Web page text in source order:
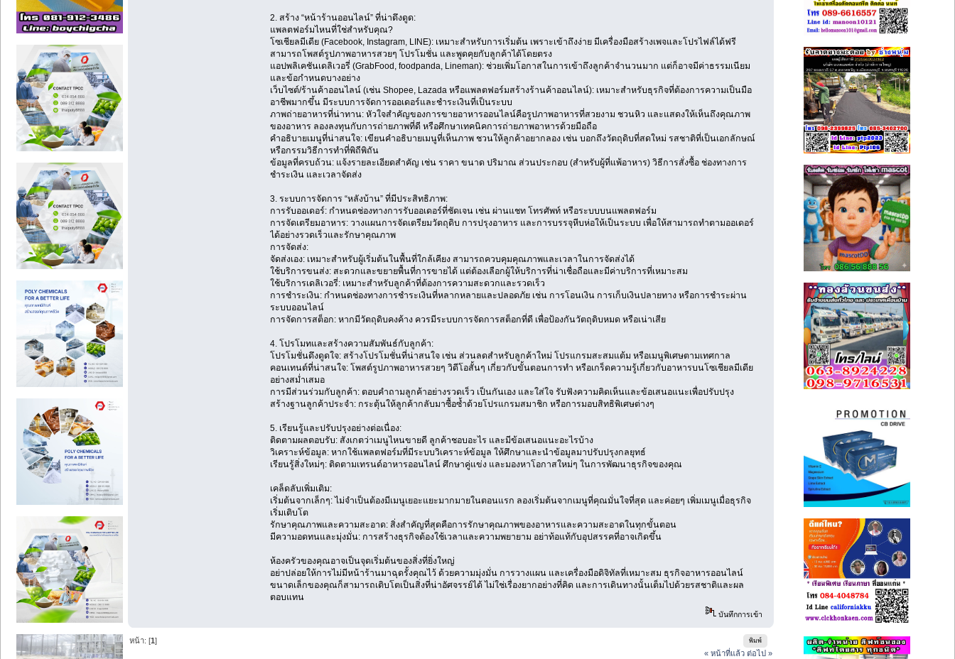
2. สร้าง “หน้าร้านออนไลน์” ที่น่าดึงดูด:
แพลตฟอร์มไหนที่ใช่สำหรับคุณ?
โซเชียลมีเดีย (Facebook, Instagram, LINE): เหมาะสำหรับการเริ่มต้น เพราะเข้าถึงง่าย มีเครื่องมือสร้างเพจและโปรไฟล์ได้ฟรี
สามารถโพสต์รูปภาพอาหารสวยๆ โปรโมชั่น และพูดคุยกับลูกค้าได้โดยตรง
แอปพลิเคชันเดลิเวอรี่ (GrabFood, foodpanda, Lineman): ช่วยเพิ่มโอกาสในการเข้าถึงลูกค้าจำนวนมาก แต่ก็อาจมีค่าธรรมเนียม
และข้อกำหนดบางอย่าง
เว็บไซต์/ร้านค้าออนไลน์ (เช่น Shopee, Lazada หรือแพลตฟอร์มสร้างร้านค้าออนไลน์): เหมาะสำหรับธุรกิจที่ต้องการความเป็นมือ
อาชีพมากขึ้น มีระบบการจัดการออเดอร์และชำระเงินที่เป็นระบบ
ภาพถ่ายอาหารที่น่าทาน: หัวใจสำคัญของการขายอาหารออนไลน์คือรูปภาพอาหารที่สวยงาม ชวนหิว และแสดงให้เห็นถึงคุณภาพ
ของอาหาร ลองลงทุนกับการถ่ายภาพที่ดี หรือศึกษาเทคนิคการถ่ายภาพอาหารด้วยมือถือ
คำอธิบายเมนูที่น่าสนใจ: เขียนคำอธิบายเมนูที่เห็นภาพ ชวนให้ลูกค้าอยากลอง เช่น บอกถึงวัตถุดิบที่สดใหม่ รสชาติที่เป็นเอกลักษณ์
หรือกรรมวิธีการทำที่พิถีพิถัน
ข้อมูลที่ครบถ้วน: แจ้งรายละเอียดสำคัญ เช่น ราคา ขนาด ปริมาณ ส่วนประกอบ (สำหรับผู้ที่แพ้อาหาร) วิธีการสั่งซื้อ ช่องทางการ
ชำระเงิน และเวลาจัดส่ง
3. ระบบการจัดการ “หลังบ้าน” ที่มีประสิทธิภาพ:
การรับออเดอร์: กำหนดช่องทางการรับออเดอร์ที่ชัดเจน เช่น ผ่านแชท โทรศัพท์ หรือระบบบนแพลตฟอร์ม
การจัดเตรียมอาหาร: วางแผนการจัดเตรียมวัตถุดิบ การปรุงอาหาร และการบรรจุหีบห่อให้เป็นระบบ เพื่อให้สามารถทำตามออเดอร์
ได้อย่างรวดเร็วและรักษาคุณภาพ
การจัดส่ง:
จัดส่งเอง: เหมาะสำหรับผู้เริ่มต้นในพื้นที่ใกล้เคียง สามารถควบคุมคุณภาพและเวลาในการจัดส่งได้
ใช้บริการขนส่ง: สะดวกและขยายพื้นที่การขายได้ แต่ต้องเลือกผู้ให้บริการที่น่าเชื่อถือและมีค่าบริการที่เหมาะสม
ใช้บริการเดลิเวอรี่: เหมาะสำหรับลูกค้าที่ต้องการความสะดวกและรวดเร็ว
การชำระเงิน: กำหนดช่องทางการชำระเงินที่หลากหลายและปลอดภัย เช่น การโอนเงิน การเก็บเงินปลายทาง หรือการชำระผ่าน
ระบบออนไลน์
การจัดการสต็อก: หากมีวัตถุดิบคงค้าง ควรมีระบบการจัดการสต็อกที่ดี เพื่อป้องกันวัตถุดิบหมด หรือเน่าเสีย
4. โปรโมทและสร้างความสัมพันธ์กับลูกค้า:
โปรโมชั่นดึงดูดใจ: สร้างโปรโมชั่นที่น่าสนใจ เช่น ส่วนลดสำหรับลูกค้าใหม่ โปรแกรมสะสมแต้ม หรือเมนูพิเศษตามเทศกาล
คอนเทนต์ที่น่าสนใจ: โพสต์รูปภาพอาหารสวยๆ วิดีโอสั้นๆ เกี่ยวกับขั้นตอนการทำ หรือเกร็ดความรู้เกี่ยวกับอาหารบนโซเชียลมีเดีย
อย่างสม่ำเสมอ
การมีส่วนร่วมกับลูกค้า: ตอบคำถามลูกค้าอย่างรวดเร็ว เป็นกันเอง และใส่ใจ รับฟังความคิดเห็นและข้อเสนอแนะเพื่อปรับปรุง
สร้างฐานลูกค้าประจำ: กระตุ้นให้ลูกค้ากลับมาซื้อซ้ำด้วยโปรแกรมสมาชิก หรือการมอบสิทธิพิเศษต่างๆ
5. เรียนรู้และปรับปรุงอย่างต่อเนื่อง:
ติดตามผลตอบรับ: สังเกตว่าเมนูไหนขายดี ลูกค้าชอบอะไร และมีข้อเสนอแนะอะไรบ้าง
วิเคราะห์ข้อมูล: หากใช้แพลตฟอร์มที่มีระบบวิเคราะห์ข้อมูล ให้ศึกษาและนำข้อมูลมาปรับปรุงกลยุทธ์
เรียนรู้สิ่งใหม่ๆ: ติดตามเทรนด์อาหารออนไลน์ ศึกษาคู่แข่ง และมองหาโอกาสใหม่ๆ ในการพัฒนาธุรกิจของคุณ
เคล็ดลับเพิ่มเติม:
เริ่มต้นจากเล็กๆ: ไม่จำเป็นต้องมีเมนูเยอะแยะมากมายในตอนแรก ลองเริ่มต้นจากเมนูที่คุณมั่นใจที่สุด และค่อยๆ เพิ่มเมนูเมื่อธุรกิจ
เริ่มเติบโต
รักษาคุณภาพและความสะอาด: สิ่งสำคัญที่สุดคือการรักษาคุณภาพของอาหารและความสะอาดในทุกขั้นตอน
มีความอดทนและมุ่งมั่น: การสร้างธุรกิจต้องใช้เวลาและความพยายาม อย่าท้อแท้กับอุปสรรคที่อาจเกิดขึ้น
ห้องครัวของคุณอาจเป็นจุดเริ่มต้นของสิ่งที่ยิ่งใหญ่
อย่าปล่อยให้การไม่มีหน้าร้านมาฉุดรั้งคุณไว้ ด้วยความมุ่งมั่น การวางแผน และเครื่องมือดิจิทัลที่เหมาะสม ธุรกิจอาหารออนไลน์
ขนาดเล็กของคุณก็สามารถเติบโตเป็นสิ่งที่น่าอัศจรรย์ได้ ไม่ใช่เรื่องยากอย่างที่คิด และการเดินทางนั้นเต็มไปด้วยรสชาติและผล
ตอบแทน
บันทึกการเข้า
พิมพ์
หน้า: [1]
« หน้าที่แล้ว ต่อไป »